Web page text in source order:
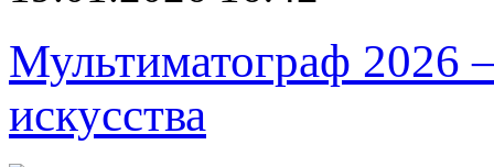
Мультиматограф 2026
искусства